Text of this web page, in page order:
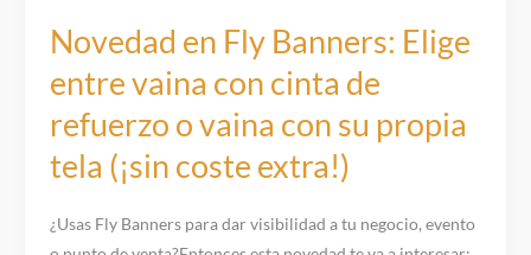
Algodón
Reciclado
en
tu
Novedad en Fly Banners: Elige
entre vaina con cinta de
refuerzo o vaina con su propia
tela (¡sin coste extra!)
¿Usas Fly Banners para dar visibilidad a tu negocio, evento